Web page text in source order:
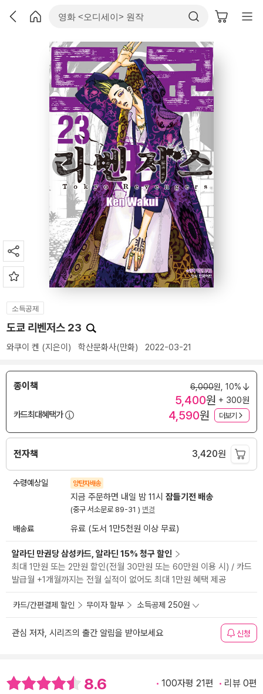
소득공제
도쿄 리벤저스 23
와쿠이 켄 (지은이) 학산문화사(만화) 2022-03-21
종이책 6,000원, 10%
5,400원 + 300원
카드최대혜택가
4,590원 더보기
전자책 3,420원
수령예상일 양탄자배송
지금 주문하면 내일 밤 11시 잠들기전 배송
(중구 서소문로 89-31 ) 변경
배송료 유료 (도서 1만5천원 이상 무료)
알라딘 만권당 삼성카드, 알라딘 15% 청구 할인
최대 1만원 또는 2만원 할인(전월 30만원 또는 60만원 이용 시) / 카드
발급월 +1개월까지는 전월 실적이 없어도 최대 1만원 혜택 제공
카드/간편결제 할인 무이자 할부 소득공제 250원
관심 저자, 시리즈의 출간 알림을 받아보세요 신청
8.6 100자평 21편 리뷰 0편